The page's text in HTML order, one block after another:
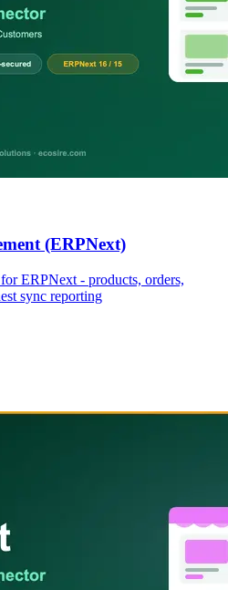
(ERPNext)
ERPNext - products, orders,
sync reporting